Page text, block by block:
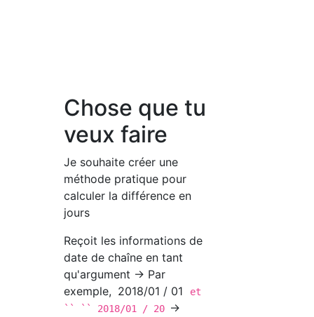
Chose que tu
veux faire
Je souhaite créer une
méthode pratique pour
calculer la différence en
jours
Reçoit les informations de
date de chaîne en tant
qu'argument → Par
exemple, 2018/01 / 01
et
`` `` 2018/01 / 20 →